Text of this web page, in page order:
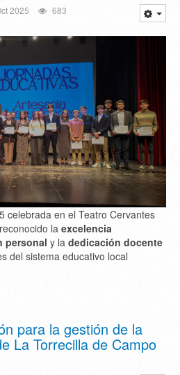
2025 683
celebrada en el Teatro Cervantes
la excelencia
personal y la dedicación docente
del sistema educativo local
para la gestión de la
La Torrecilla de Campo